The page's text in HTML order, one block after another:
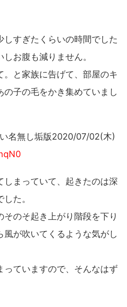
しすぎたくらいの時間でした
お腹も減りません。
。と家族に告げて、部屋のキ
の子の毛をかき集めていまし
名無し垢版2020/07/02(木)
しまっていて、起きたのは深
た。
そのそ起き上がり階段を下り
風が吹いてくるような気がし
っていますので、そんなはず